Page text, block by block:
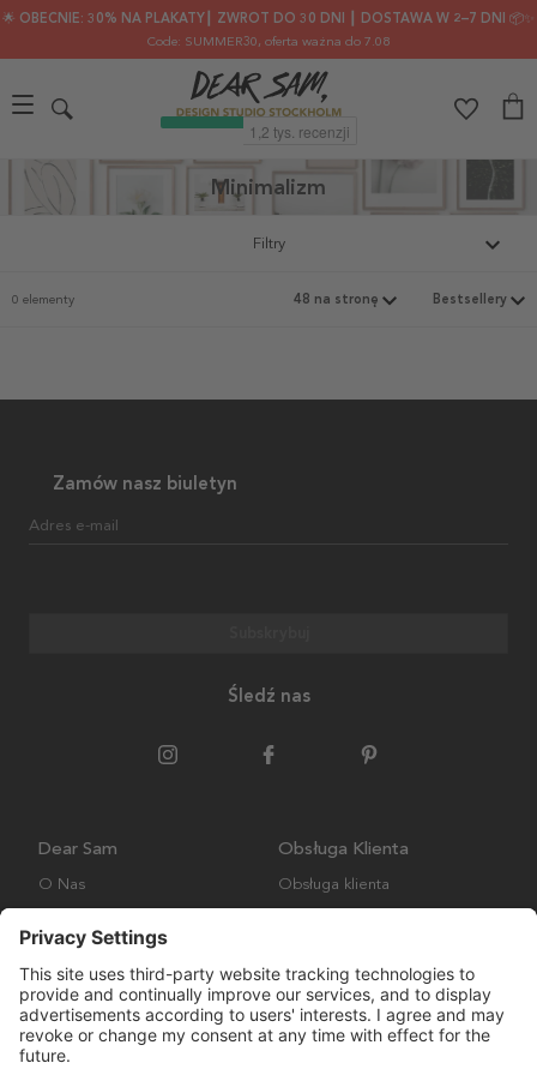
🌟 OBECNIE: 30% NA PLAKATY┃ ZWROT DO 30 DNI ┃ DOSTAWA W 2–7 DNI 📦✨
Code: SUMMER30, oferta ważna do 7.08
Minimalizm
Filtry
0 elementy
Zamów nasz biuletyn
Adres e-mail
Śledź nas
Dear Sam
O Nas
Obsługa Klienta
Obsługa klienta
Wysyłka i Dostawa